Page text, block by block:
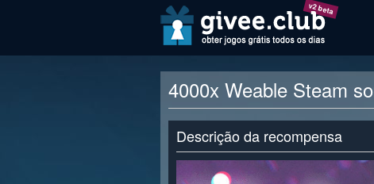
v2 beta
4000x Weable Steam
Descrição da recompensa